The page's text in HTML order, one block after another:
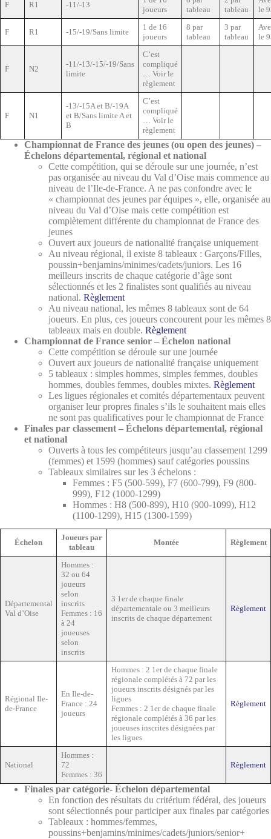
F R1 -11/-13
joueurs
tableau
tableau
le
F R1 -15/-19/Sans limite
1 de 16
joueurs
8 par
tableau
3 par
tableau
le
F N2
-11/-13/-15/-19/Sans
limite
C’est
compliqué
… Voir le
règlement
F N1
-13/-15A et B/-19A
et B/Sans limite A et
B
C’est
compliqué
… Voir le
règlement
Championnat de France des jeunes (ou open des jeunes) –
Échelons départemental, régional et national
Cette compétition, qui se déroule sur une journée, n’est
pas organisée au niveau du Val d’Oise mais commence au
niveau de l’Ile-de-France. A ne pas confondre avec le
« championnat des jeunes par équipes », elle, organisée au
niveau du Val d’Oise mais cette compétition est
complètement différente du championnat de France des
jeunes
Ouvert aux joueurs de nationalité française uniquement
Au niveau régional, il existe 8 tableaux : Garçons/Filles,
poussin+benjamins/minimes/cadets/juniors. Les 16
meilleurs inscrits de chaque catégorie d’âge sont
sélectionnés et les 2 finalistes sont qualifiés au niveau
national. Règlement
Au niveau national, les mêmes 8 tableaux sont de 64
joueurs. En plus, ces joueurs concourent pour les mêmes 8
tableaux mais en double. Règlement
Championnat de France senior – Échelon national
Cette compétition se déroule sur une journée
Ouvert aux joueurs de nationalité française uniquement
5 tableaux : simples hommes, simples femmes, doubles
hommes, doubles femmes, doubles mixtes. Règlement
Les ligues régionales et comités départementaux peuvent
organiser leur propres finales s’ils le souhaitent mais elles
ne sont pas qualificatives pour le championnat de France
Finales par classement – Échelons départemental, régional
et national
Ouverts à tous les compétiteurs jusqu’au classement 1299
(femmes) et 1599 (hommes) sauf catégories poussins
Tableaux similaires sur les 3 échelons :
Femmes : F5 (500-599), F7 (600-799), F9 (800-
999), F12 (1000-1299)
Hommes : H8 (500-899), H10 (900-1099), H12
(1100-1299), H15 (1300-1599)
Échelon
Joueurs par
tableau
Montée Règlement
Départemental
Val d’Oise
Hommes :
32 ou 64
joueurs
selon
inscrits
Femmes : 16
à 24
joueuses
selon
inscrits
3 1er de chaque finale
départementale ou 3 meilleurs
inscrits de chaque département
Règlement
Régional Ile-
de-France
En Ile-de-
France : 24
joueurs
Hommes : 2 1er de chaque finale
régionale complétés à 72 par les
joueurs inscrits désignés par les
ligues
Femmes : 2 1er de chaque finale
régionale complétés à 36 par les
joueuses inscrites désignées par
les ligues
Règlement
National
Hommes :
72
Femmes : 36
Règlement
Finales par catégorie- Échelon départemental
En fonction des résultats du critérium fédéral, des joueurs
sont sélectionnés pour participer aux finales par catégories
Tableaux : hommes/femmes,
poussins+benjamins/minimes/cadets/juniors/senior+